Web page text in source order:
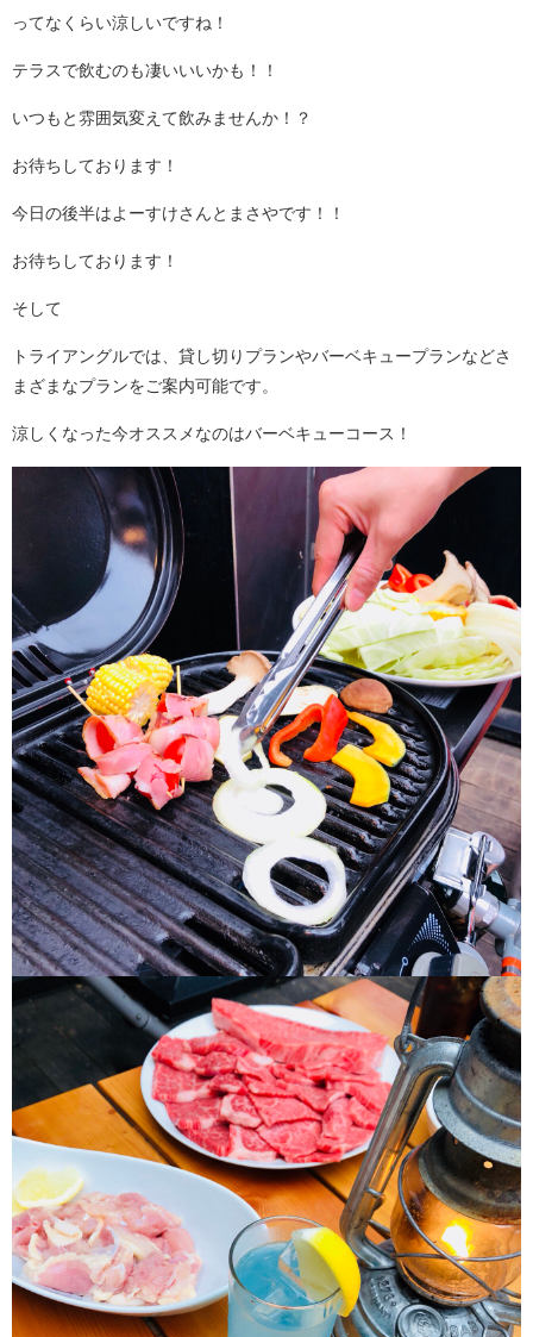
ってなくらい涼しいですね！
テラスで飲むのも凄いいいかも！！
いつもと雰囲気変えて飲みませんか！？
お待ちしております！
今日の後半はよーすけさんとまさやです！！
お待ちしております！
そして
トライアングルでは、貸し切りプランやバーベキュープランなどさ
まざまなプランをご案内可能です。
涼しくなった今オススメなのはバーベキューコース！